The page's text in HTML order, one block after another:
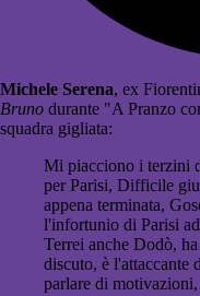
Michele Serena, ex
Bruno durante "A Pranzo
squadra gigliata:
Mi piacciono i terzini
per Parisi, Difficile
appena terminata,
l'infortunio di Parisi
Terrei anche Dodò,
discuto, è l'attaccante
parlare di